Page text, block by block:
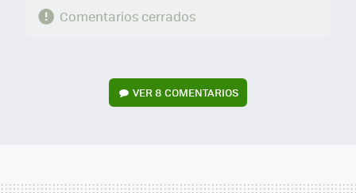
Comentarios cerrados
VER8 COMENTARIOS